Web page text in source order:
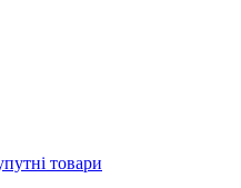
товари